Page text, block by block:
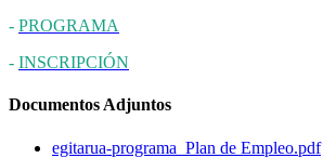
- PROGRAMA
- INSCRIPCIÓN
Documentos Adjuntos
egitarua-programa_Plan de Empleo.pdf